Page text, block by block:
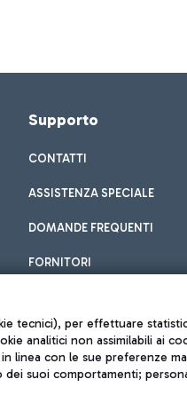
Supporto
CONTATTI
ASSISTENZA SPECIALE
DOMANDE FREQUENTI
FORNITORI
tecnici), per effettuare
analitici non assimilabili ai
linea con le sue preferenze
suoi comportamenti;